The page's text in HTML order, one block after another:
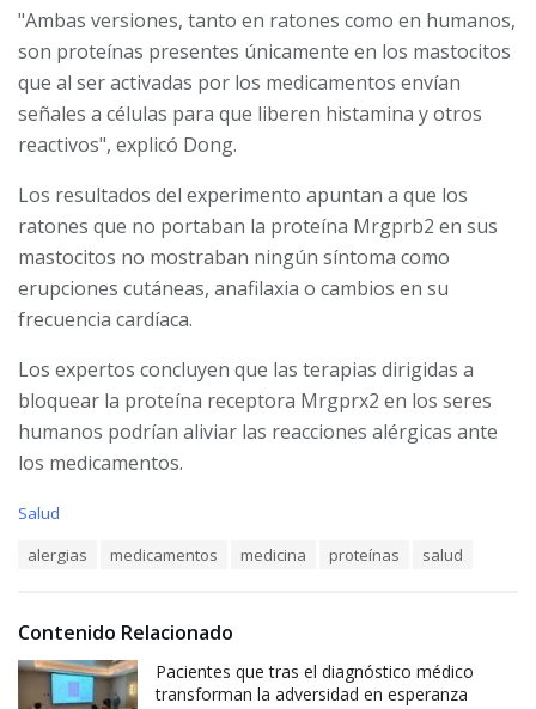
"Ambas versiones, tanto en ratones como en humanos,
son proteínas presentes únicamente en los mastocitos
que al ser activadas por los medicamentos envían
señales a células para que liberen histamina y otros
reactivos", explicó Dong.
Los resultados del experimento apuntan a que los
ratones que no portaban la proteína Mrgprb2 en sus
mastocitos no mostraban ningún síntoma como
erupciones cutáneas, anafilaxia o cambios en su
frecuencia cardíaca.
Los expertos concluyen que las terapias dirigidas a
bloquear la proteína receptora Mrgprx2 en los seres
humanos podrían aliviar las reacciones alérgicas ante
los medicamentos.
C
r
i
Salud
:
alergias medicamentos medicina proteínas salud
Contenido Relacionado
Pacientes que tras el diagnóstico médico
transforman la adversidad en esperanza